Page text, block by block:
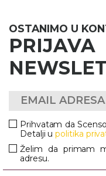
OSTANIMO U
Prihvatam da
Detalji upolitika
Želim da primam
adresu.